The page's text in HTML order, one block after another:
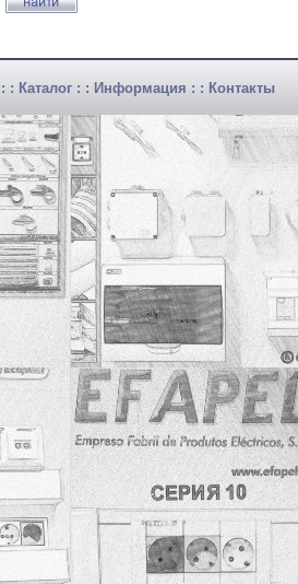
: : Каталог : : Информация : : Контакты